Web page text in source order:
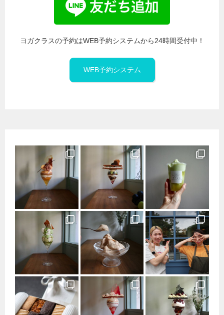
ヨガクラスの予約はWEB予約システムから24時間受付中！
WEB予約システム